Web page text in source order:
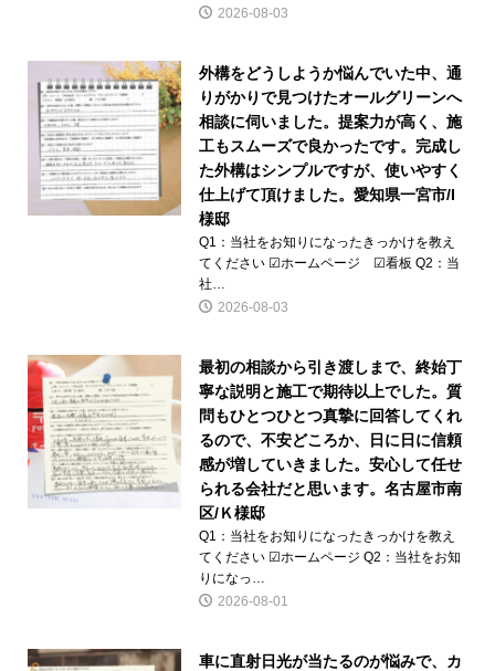
2026-08-03
外構をどうしようか悩んでいた中、通
りがかりで見つけたオールグリーンへ
相談に伺いました。提案力が高く、施
工もスムーズで良かったです。完成し
た外構はシンプルですが、使いやすく
仕上げて頂けました。愛知県一宮市/I
様邸
Q1：当社をお知りになったきっかけを教え
てください ☑ホームページ ☑看板 Q2：当
社…
2026-08-03
最初の相談から引き渡しまで、終始丁
寧な説明と施工で期待以上でした。質
問もひとつひとつ真摯に回答してくれ
るので、不安どころか、日に日に信頼
感が増していきました。安心して任せ
られる会社だと思います。名古屋市南
区/Ｋ様邸
Q1：当社をお知りになったきっかけを教え
てください ☑ホームページ Q2：当社をお知
りになっ…
2026-08-01
車に直射日光が当たるのが悩みで、カ